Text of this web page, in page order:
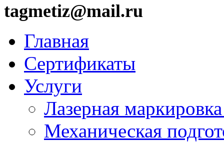
tagmetiz@mail.ru
Главная
Сертификаты
Услуги
Лазерная
Механическая